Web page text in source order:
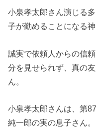
小泉孝太郎さん演じる
子が勤めることになる
誠実で依頼人からの信
分を見せられず、真の
ん。
小泉孝太郎さんは、第
純一郎の実の息子さん。